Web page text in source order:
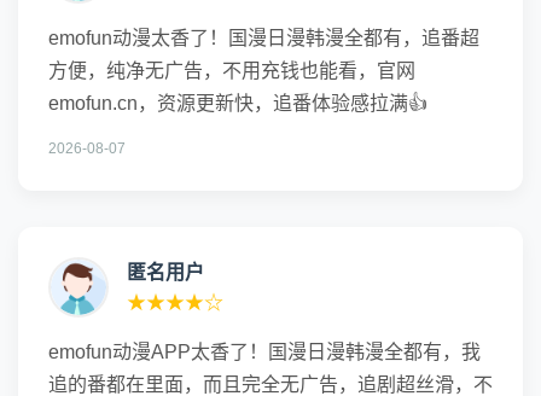
emofun动漫太香了！国漫日漫韩漫全都有，追番超
方便，纯净无广告，不用充钱也能看，官网
emofun.cn，资源更新快，追番体验感拉满👍
2026-08-07
匿名用户
★★★★☆
emofun动漫APP太香了！国漫日漫韩漫全都有，我
追的番都在里面，而且完全无广告，追剧超丝滑，不